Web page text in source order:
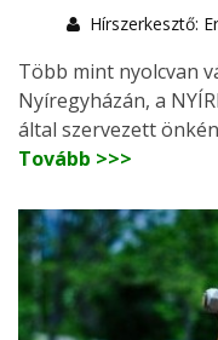
Hírszerkesztő:
Több mint nyolcvan
Nyíregyházán, a
által szervezett
Tovább >>>